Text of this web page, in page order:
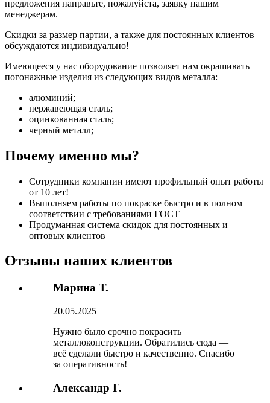
предложения направьте, пожалуйста, заявку нашим
менеджерам.
Cкидки за размер партии, а также для постоянных клиентов
обсуждаются индивидуально!
Имеющееся у нас оборудование позволяет нам окрашивать
погонажные изделия из следующих видов металла:
алюминий;
нержавеющая сталь;
оцинкованная сталь;
черный металл;
Почему именно мы?
Сотрудники компании имеют профильный опыт работы
от 10 лет!
Выполняем работы по покраске быстро и в полном
соответствии с требованиями ГОСТ
Продуманная система скидок для постоянных и
оптовых клиентов
Отзывы наших клиентов
Марина Т.
20.05.2025
Нужно было срочно покрасить
металлоконструкции. Обратились сюда —
всё сделали быстро и качественно. Спасибо
за оперативность!
Александр Г.